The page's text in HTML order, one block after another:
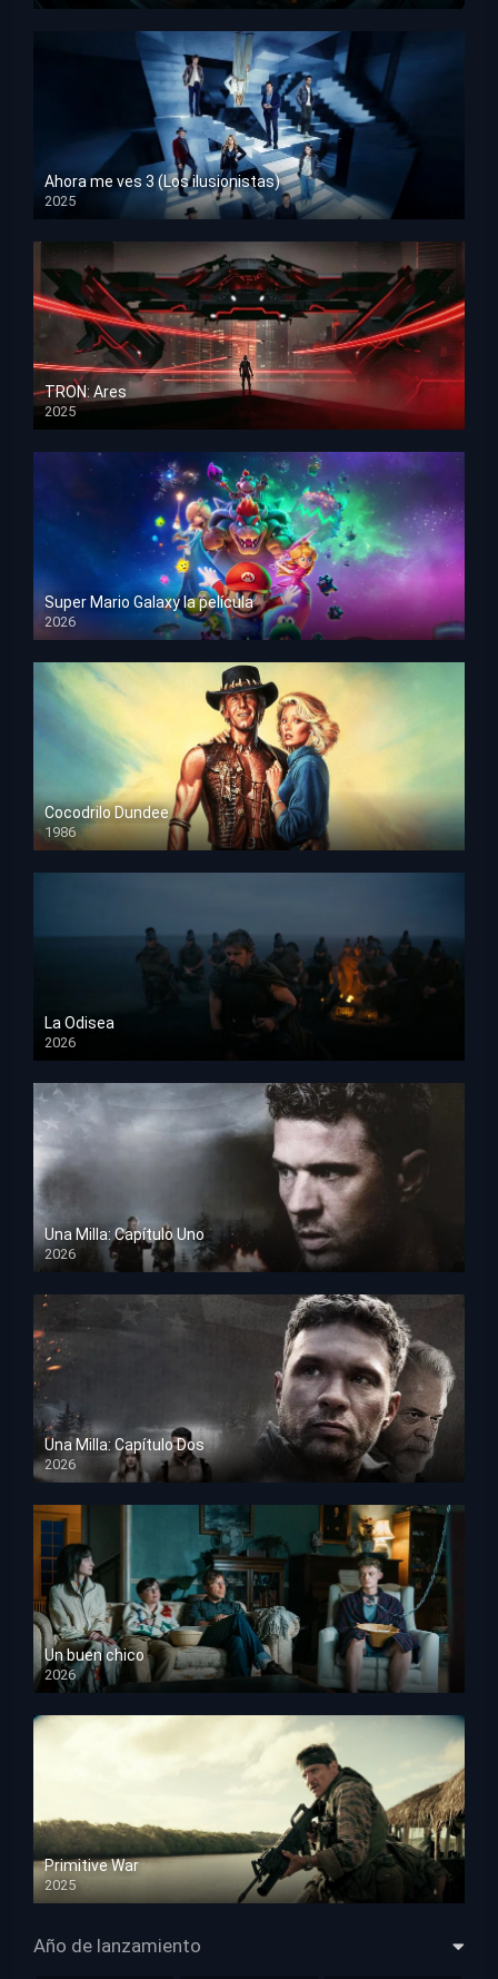
Ahora me ves 3 (Los ilusionistas)
2025
HD 1080p
TRON: Ares
2025
HD 1080p
Super Mario Galaxy la película
2026
HD 1080p
Cocodrilo Dundee
1986
HD 1080p
La Odisea
2026
TS Screener
Una Milla: Capítulo Uno
2026
HD 1080p
Una Milla: Capítulo Dos
2026
HD 1080p
Un buen chico
2026
HD 1080p
Primitive War
2025
HD 1080p
Año de lanzamiento